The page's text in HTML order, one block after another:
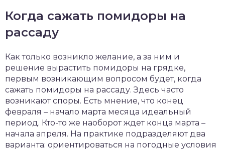
Когда сажать помидоры на
рассаду
Как только возникло желание, а за ним и
решение вырастить помидоры на грядке,
первым возникающим вопросом будет, когда
сажать помидоры на рассаду. Здесь часто
возникают споры. Есть мнение, что конец
февраля – начало марта месяца идеальный
период. Кто-то же наоборот ждет конца марта –
начала апреля. На практике подразделяют два
варианта: ориентироваться на погодные условия